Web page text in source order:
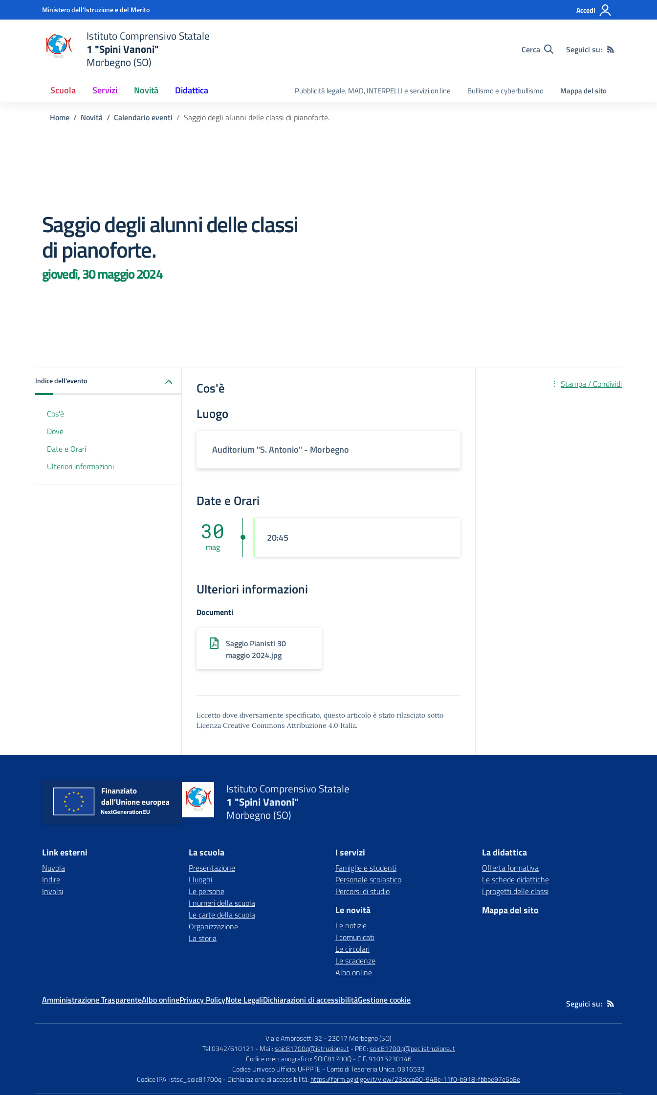
Vai ai contenuti
Vai al menu di navigazioneMinistero dell'Istruzione e del Merito Accedi
Istituto Comprensivo Statale
1 "Spini Vanoni"
Morbegno (SO)
Cerca Seguici su:
Scuola Servizi Novità Didattica Pubblicità legale, MAD, INTERPELLI e servizi on line Bullismo e cyberbullismo Mappa del sito
Home Novità Calendario eventi Saggio degli alunni delle classi di pianoforte.
Saggio degli alunni delle classi
di pianoforte.
giovedì, 30 maggio 2024
Indice dell'evento
Cos'è
Dove
Date e Orari
Ulteriori informazioni
Cos'è
Luogo
Auditorium "S. Antonio" - Morbegno
Date e Orari
30
mag
20:45
Ulteriori informazioni
Documenti
Saggio Pianisti 30
maggio 2024.jpg
Eccetto dove diversamente specificato, questo articolo è stato rilasciato sotto
Licenza Creative Commons Attribuzione 4.0 Italia.
Stampa / Condividi
Istituto Comprensivo Statale
1 "Spini Vanoni"
Morbegno (SO)
Link esterni
Nuvola
Indire
Invalsi
La scuola
Presentazione
I luoghi
Le persone
I numeri della scuola
Le carte della scuola
Organizzazione
La storia
I servizi
Famiglie e studenti
Personale scolastico
Percorsi di studio
Le novità
Le notizie
I comunicati
Le circolari
Le scadenze
Albo online
La didattica
Offerta formativa
Le schede didattiche
I progetti delle classi
Mappa del sito
Amministrazione TrasparenteAlbo onlinePrivacy PolicyNote LegaliDichiarazioni di accessibilitàGestione cookie Seguici su:
Viale Ambrosetti 32 -23017 Morbegno (SO)
Tel 0342/610121 - Mail:soic81700q@istruzione.it - PEC:soic81700q@pec.istruzione.it
Codice meccanografico: SOIC81700Q - C.F. 91015230146
Codice Univoco Ufficio: UFPPTE - Conto di Tesoreria Unica: 0316533
Codice IPA: istsc_soic81700q- Dichiarazione di accessibilità: https://form.agid.gov.it/view/23dcca90-948c-11f0-b918-fbbbe97e5b8e